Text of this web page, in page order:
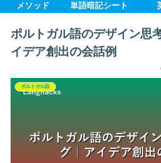
メソッド 単語暗記シート
ポルトガル語のデザイン思
イデア創出の会話例
ポルトガル語